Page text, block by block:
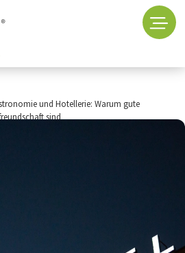
und Hotellerie: Warum gute
sind